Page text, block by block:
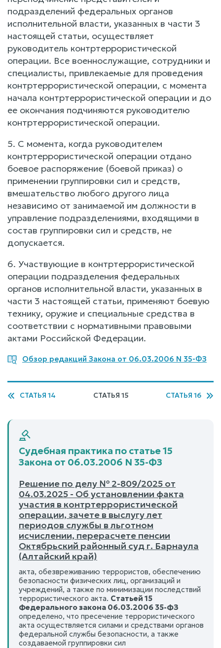
подразделений федеральных органов
исполнительной власти, указанных в части 3
настоящей статьи, осуществляет
руководитель контртеррористической
операции. Все военнослужащие, сотрудники и
специалисты, привлекаемые для проведения
контртеррористической операции, с момента
начала контртеррористической операции и до
ее окончания подчиняются руководителю
контртеррористической операции.
5. С момента, когда руководителем
контртеррористической операции отдано
боевое распоряжение (боевой приказ) о
применении группировки сил и средств,
вмешательство любого другого лица
независимо от занимаемой им должности в
управление подразделениями, входящими в
состав группировки сил и средств, не
допускается.
6. Участвующие в контртеррористической
операции подразделения федеральных
органов исполнительной власти, указанных в
части 3 настоящей статьи, применяют боевую
технику, оружие и специальные средства в
соответствии с нормативными правовыми
актами Российской Федерации.
Обзор редакций Закона от 06.03.2006 N 35-ФЗ
СТАТЬЯ 14 СТАТЬЯ 15 СТАТЬЯ 16
Судебная практика по статье 15
Закона от 06.03.2006 N 35-ФЗ
Решение по делу № 2-809/2025 от
04.03.2025 - Об установлении факта
участия в контртеррористической
операции, зачете в выслугу лет
периодов службы в льготном
исчислении, перерасчете пенсии
Октябрьский районный суд г. Барнаула
(Алтайский край)
акта, обезвреживанию террористов, обеспечению
безопасности физических лиц, организаций и
учреждений, а также по минимизации последствий
террористического акта. Статьей 15
Федерального закона 06.03.2006 35-ФЗ
определено, что пресечение террористического
акта осуществляется силами и средствами органов
федеральной службы безопасности, а также
создаваемой группировки сил